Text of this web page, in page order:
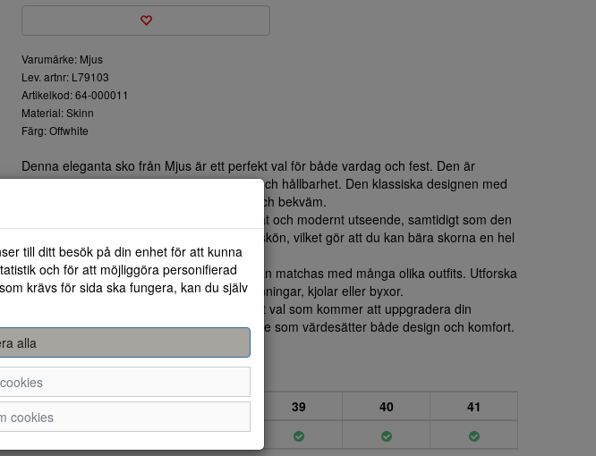
Varumärke: Mjus
Lev. artnr: L79103
Artikelkod: 64-000011
Material: Skinn
Färg: Offwhite
Denna eleganta sko från Mjus är ett perfekt val för både vardag och fest. Den är
tillverkad i läder, vilket ger en lyxig känsla och hållbarhet. Den klassiska designen med
en liten klack gör att skon är både stilren och bekväm.
Den detaljerade spännen ger ett sofistikerat och modernt utseende, samtidigt som den
erbjuder bra stöd. Innersulan är mjuk och skön, vilket gör att du kan bära skorna en hel
dag utan problem.
Färgen är en tidlös vit nyans som enkelt kan matchas med många olika outfits. Utforska
din stil och kombinera dessa skor med klänningar, kjolar eller byxor.
Med denna sko gör du ett modigt och stiligt val som kommer att uppgradera din
garderob. Perfekt för den modeintresserade som värdesätter både design och komfort.
36 37 38 39 40
41
till ditt besök på din enhet för att kunna
och för att möjliggöra personifierad
krävs för sida ska fungera, kan du själv
alla
cookies